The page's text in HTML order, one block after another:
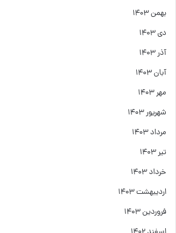
بهمن ۱۴۰۳
دی ۱۴۰۳
آذر ۱۴۰۳
آبان ۱۴۰۳
مهر ۱۴۰۳
شهریور ۱۴۰۳
مرداد ۱۴۰۳
تیر ۱۴۰۳
خرداد ۱۴۰۳
اردیبهشت ۱۴۰۳
فروردین ۱۴۰۳